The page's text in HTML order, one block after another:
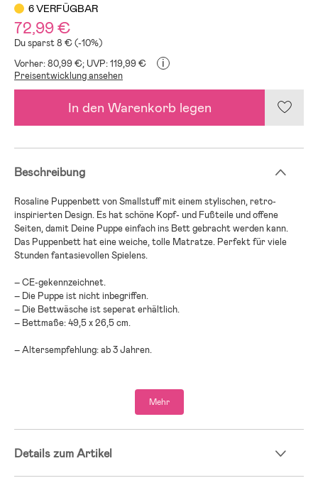
6 VERFÜGBAR
72,99 €
Du sparst 8 € (-10%)
Vorher: 80,99 €; UVP: 119,99 € i
Preisentwicklung ansehen
In den Warenkorb legen
Beschreibung
Rosaline Puppenbett von Smallstuff mit einem stylischen, retro-
inspirierten Design. Es hat schöne Kopf- und Fußteile und offene
Seiten, damit Deine Puppe einfach ins Bett gebracht werden kann.
Das Puppenbett hat eine weiche, tolle Matratze. Perfekt für viele
Stunden fantasievollen Spielens.
– CE-gekennzeichnet.
– Die Puppe ist nicht inbegriffen.
– Die Bettwäsche ist seperat erhältlich.
– Bettmaße: 49,5 x 26,5 cm.
– Altersempfehlung: ab 3 Jahren.
Mehr
Details zum Artikel